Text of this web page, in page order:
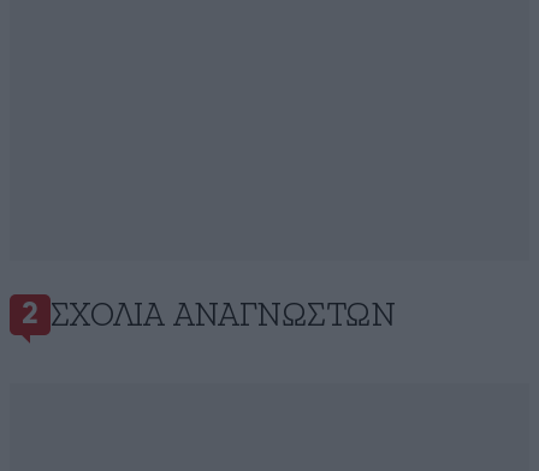
2 ΣΧΌΛΙΑ ΑΝΑΓΝΩΣΤΏΝ